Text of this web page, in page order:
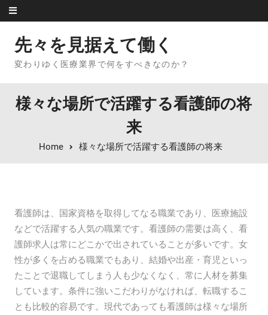
Skip to content
先々を見据えて働く
変わりゆく医療業界で何をすべきなのか？
様々な場所で活躍する看護師の将
来
Home 様々な場所で活躍する看護師の将来
看護師は、国家資格を取得してなる職業であり、医療施設
などで活躍する人気の職業です。看護師の需要は高く、看
護師求人は常にどこかで出されていることが多いです。女
性が多くを占める職業でもあり、結婚や出産・育児といっ
たことで退職してしまう人も少なくなく、常に人材を募集
しています。条件に強いこだわりがなければ、転職するこ
とも比較的容易です。現代であっても看護師は様々な場所